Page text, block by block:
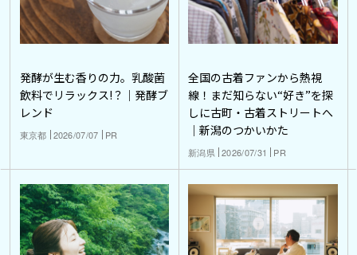
発酵が生む香りの力。乳酸菌
飲料でリラックス!？｜発酵ブ
レンド
東京都 2026/07/07 PR
全国の古着ファンから熱視
線！まだ知らない“好き”を探
しに古町・古着ストリートへ
｜新潟のつかいかた
新潟県 2026/07/31 PR